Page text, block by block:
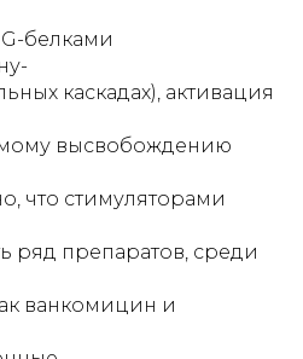
белками
каскадах), активация
высвобождению
что стимуляторами
ряд препаратов, среди
ванкомицин и